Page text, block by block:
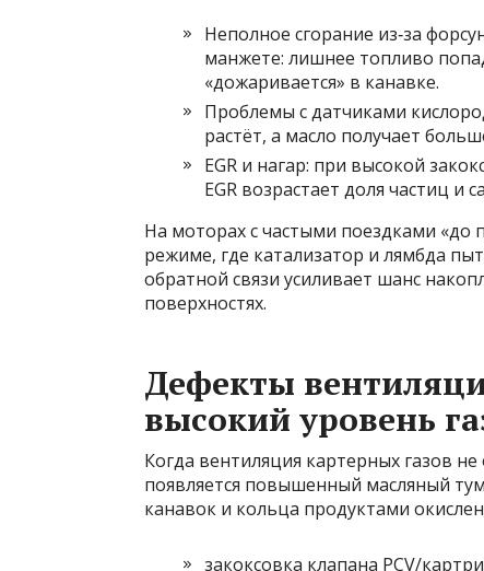
Неполное сгорание из‑за
манжете: лишнее топливо
«дожаривается» в канавке.
Проблемы с датчиками
растёт, а масло получает
EGR и нагар: при высокой
EGR возрастает доля частиц
На моторах с частыми поездками «до
режиме, где катализатор и лямбда
обратной связи усиливает шанс
поверхностях.
Дефекты
высокий уровень
Когда вентиляция картерных газов
появляется повышенный масляный
канавок и кольца продуктами
закоксовка клапана PCV/